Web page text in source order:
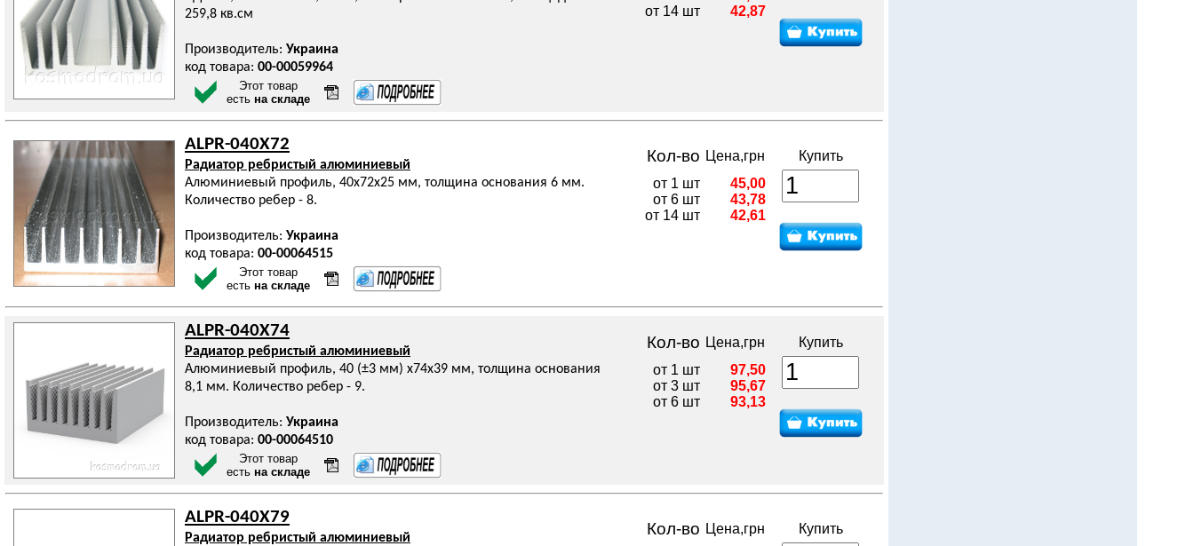
259,8 кв.см
Производитель: Украина
код товара: 00-00059964
Этот товар
есть на складе
от 14 шт
42,87
ALPR-040X72
Радиатор ребристый алюминиевый
Алюминиевый профиль, 40х72х25 мм, толщина основания 6 мм.
Количество ребер - 8.
Производитель: Украина
код товара: 00-00064515
Этот товар
есть на складе
Кол-во Цена,грн
Купить
от 1 шт
от 6 шт
от 14 шт
45,00
43,78
42,61
ALPR-040X74
Радиатор ребристый алюминиевый
Алюминиевый профиль, 40 (±3 мм) х74х39 мм, толщина основания
8,1 мм. Количество ребер - 9.
Производитель: Украина
код товара: 00-00064510
Этот товар
есть на складе
Кол-во Цена,грн
Купить
от 1 шт
от 3 шт
от 6 шт
97,50
95,67
93,13
ALPR-040X79
Радиатор ребристый алюминиевый
Кол-во Цена,грн
Купить